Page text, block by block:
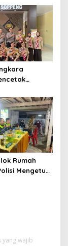
Rumah
Mengetuk
yang wajib